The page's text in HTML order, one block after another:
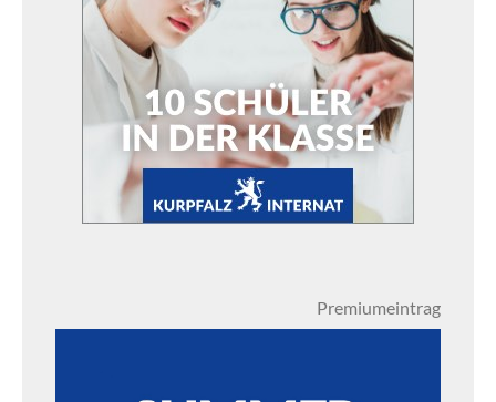
Premiumeintrag